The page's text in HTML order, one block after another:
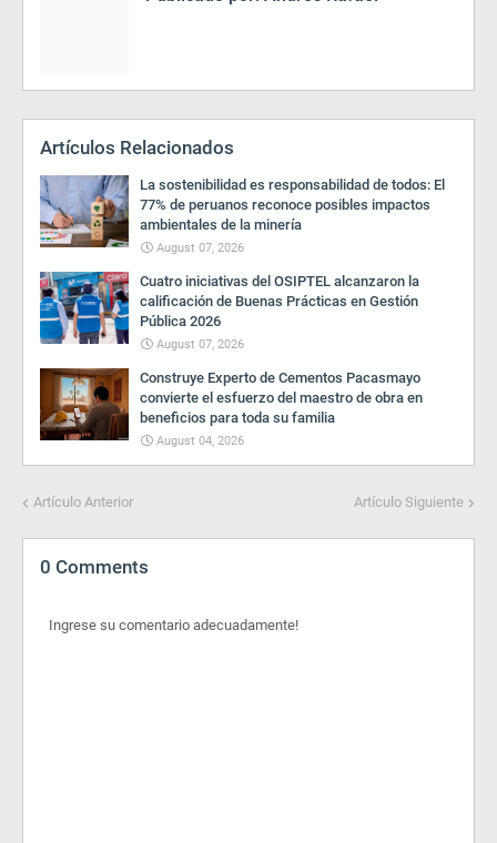
Artículos Relacionados
La sostenibilidad es responsabilidad de todos: El
77% de peruanos reconoce posibles impactos
ambientales de la minería
August 07, 2026
Cuatro iniciativas del OSIPTEL alcanzaron la
calificación de Buenas Prácticas en Gestión
Pública 2026
August 07, 2026
Construye Experto de Cementos Pacasmayo
convierte el esfuerzo del maestro de obra en
beneficios para toda su familia
August 04, 2026
Artículo Anterior Artículo Siguiente
0 Comments
Ingrese su comentario adecuadamente!